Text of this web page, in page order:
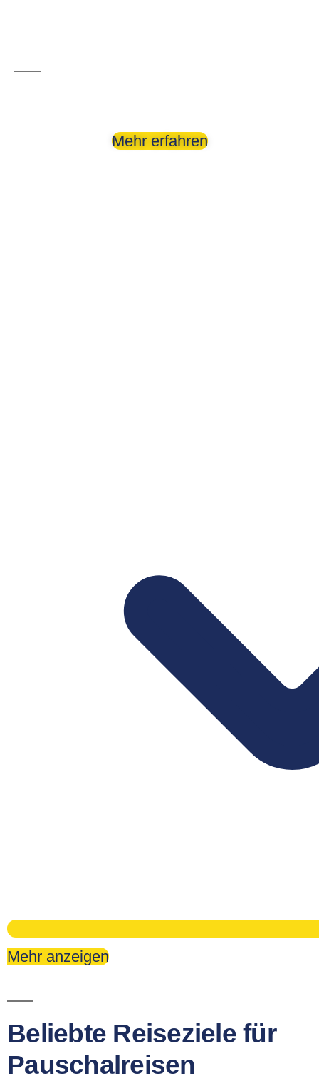
Mehr erfahren
Mehr anzeigen
Beliebte Reiseziele für
Pauschalreisen